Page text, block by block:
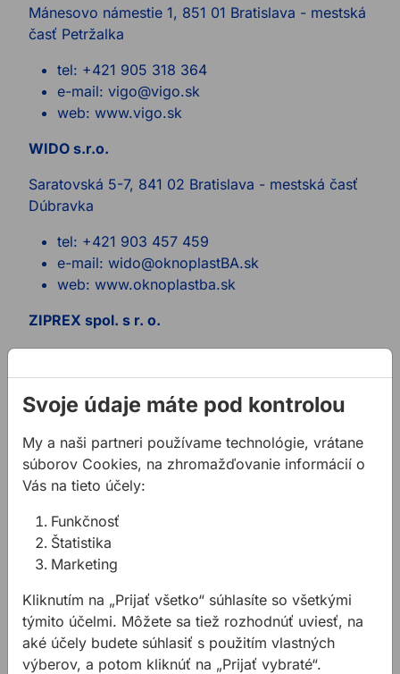
Mánesovo námestie 1, 851 01 Bratislava - mestská
časť Petržalka
tel: +421 905 318 364
e-mail: vigo@vigo.sk
web: www.vigo.sk
WIDO s.r.o.
Saratovská 5-7, 841 02 Bratislava - mestská časť
Dúbravka
tel: +421 903 457 459
e-mail: wido@oknoplastBA.sk
web: www.oknoplastba.sk
ZIPREX spol. s r. o.
Ružinov
tel: +421 2 4342 6958
e-mail: ziprex@ziprex.sk
PRESTIGE Okna s. r. o.
Mlynské Luhy 76/A, 821 05 Bratislava - mestská
časť Ružinov
tel: +421 905 767 454
e-mail: info@prestigeokna.eu
web: www.prestigeokna.eu
W GLASS s. r. o.
Mokrohájska cesta 3665/10, 841 04 Bratislava -
Svoje údaje máte pod kontrolou
My a naši partneri používame technológie, vrátane
súborov Cookies, na zhromažďovanie informácií o
Vás na tieto účely:
Funkčnosť
Štatistika
Marketing
Kliknutím na „Prijať všetko“ súhlasíte so všetkými
týmito účelmi. Môžete sa tiež rozhodnúť uviesť, na
aké účely budete súhlasiť s použitím vlastných
výberov, a potom kliknúť na „Prijať vybraté“.